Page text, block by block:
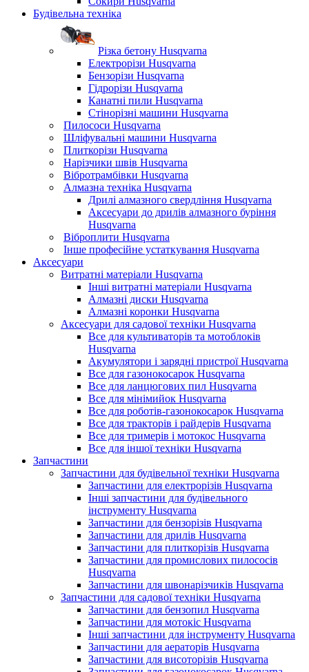
Будівельна техніка
Різка бетону Husqvarna
Електрорізи Husqvarna
Бензорізи Husqvarna
Гідрорізи Husqvarna
Канатні пили Husqvarna
Стінорізні машини Husqvarna
Пилососи Husqvarna
Шліфувальні машини Husqvarna
Плиткорізи Husqvarna
Нарізчики швів Husqvarna
Вібротрамбівки Husqvarna
Алмазна техніка Husqvarna
Дрилі алмазного свердління Husqvarna
Аксесуари до дрилів алмазного буріння
Husqvarna
Віброплити Husqvarna
Інше професійне устаткування Husqvarna
Аксесуари
Витратні матеріали Husqvarna
Інші витратні матеріали Husqvarna
Алмазні диски Husqvarna
Алмазні коронки Husqvarna
Аксесуари для садової техніки Husqvarna
Все для культиваторів та мотоблоків
Husqvarna
Акумулятори і зарядні пристрої Husqvarna
Все для газонокосарок Husqvarna
Все для ланцюгових пил Husqvarna
Все для мінімийок Husqvarna
Все для роботів-газонокосарок Husqvarna
Все для тракторів і райдерів Husqvarna
Все для тримерів і мотокос Husqvarna
Все для іншої техніки Husqvarna
Запчастини
Запчастини для будівельної техніки Husqvarna
Запчастини для електрорізів Husqvarna
Інші запчастини для будівельного
інструменту Husqvarna
Запчастини для бензорізів Husqvarna
Запчастини для дрилів Husqvarna
Запчастини для плиткорізів Husqvarna
Запчастини для промислових пилососів
Husqvarna
Запчастини для швонарізчиків Husqvarna
Запчастини для садової техніки Husqvarna
Запчастини для бензопил Husqvarna
Запчастини для мотокіс Husqvarna
Інші запчастини для інструменту Husqvarna
Запчастини для аераторів Husqvarna
Запчастини для висоторізів Husqvarna